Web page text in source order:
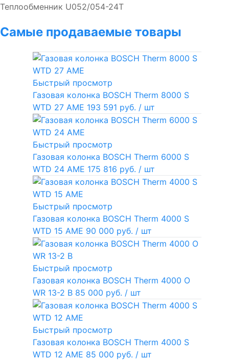
Теплообменник U052/054-24T
Самые продаваемые товары
Быстрый просмотр
Газовая колонка BOSCH Therm 8000 S
WTD 27 AME 193 591 руб. / шт
Быстрый просмотр
Газовая колонка BOSCH Therm 6000 S
WTD 24 AME 175 816 руб. / шт
Быстрый просмотр
Газовая колонка BOSCH Therm 4000 S
WTD 15 AME 90 000 руб. / шт
Быстрый просмотр
Газовая колонка BOSCH Therm 4000 O
WR 13-2 В 85 000 руб. / шт
Быстрый просмотр
Газовая колонка BOSCH Therm 4000 S
WTD 12 AME 85 000 руб. / шт